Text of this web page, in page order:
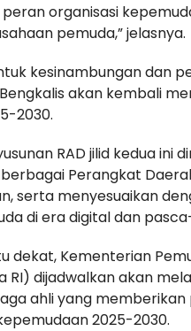
peran organisasi
pemuda,” jelasnya.
kesinambungan dan
akan kembali
2030.
RAD jilid kedua
Perangkat
serta menyesuaikan
di era digital dan
dekat, Kementerian
RI) dijadwalkan akan
ahli yang memberikan
2025-2030.